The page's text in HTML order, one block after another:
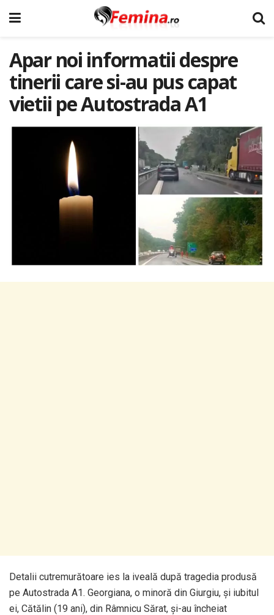
Apar noi informatii despre
tinerii care si-au pus capat
vietii pe Autostrada A1
Detalii cutremurătoare ies la iveală după tragedia produsă
pe Autostrada A1. Georgiana, o minoră din Giurgiu, și iubitul
ei, Cătălin (19 ani), din Râmnicu Sărat, și-au încheiat